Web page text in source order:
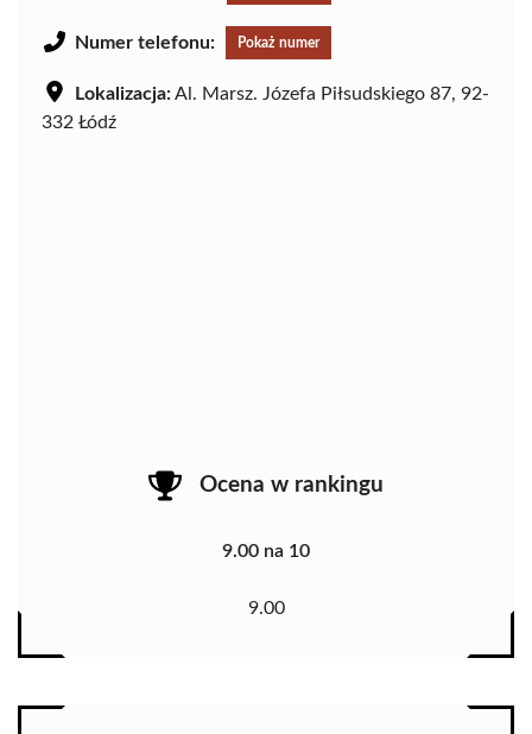
Numer telefonu: Pokaż numer
Lokalizacja:Al. Marsz. Józefa Piłsudskiego 87, 92-
332 Łódź
Ocena w rankingu
9.00 na 10
9.00